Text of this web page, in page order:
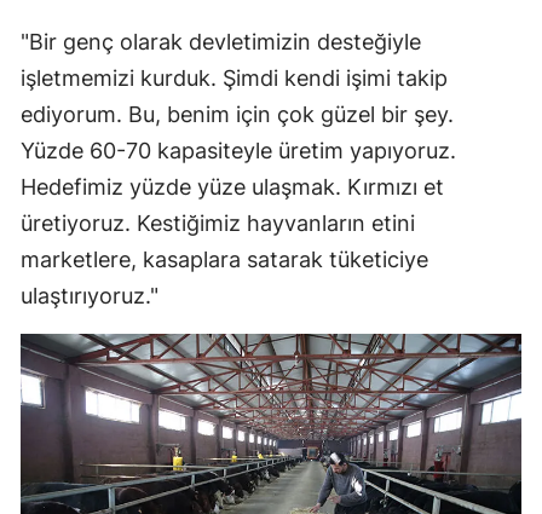
"Bir genç olarak devletimizin desteğiyle
işletmemizi kurduk. Şimdi kendi işimi takip
ediyorum. Bu, benim için çok güzel bir şey.
Yüzde 60-70 kapasiteyle üretim yapıyoruz.
Hedefimiz yüzde yüze ulaşmak. Kırmızı et
üretiyoruz. Kestiğimiz hayvanların etini
marketlere, kasaplara satarak tüketiciye
ulaştırıyoruz."